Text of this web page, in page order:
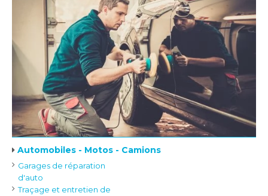
Automobiles - Motos - Camions
Garages de réparation
d'auto
Traçage et entretien de